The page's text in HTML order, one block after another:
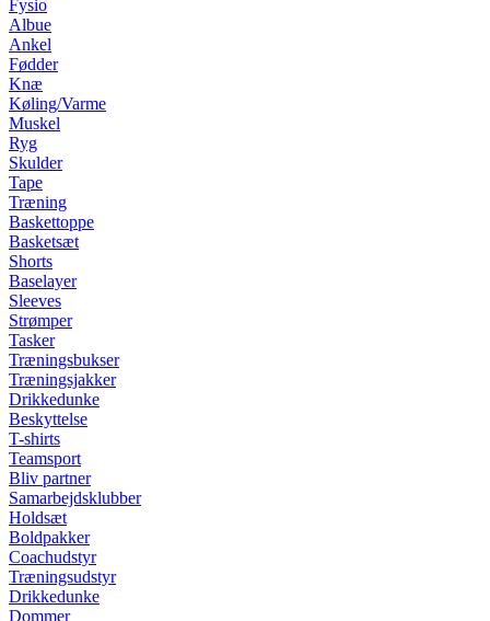
Fysio
Albue
Ankel
Fødder
Knæ
Køling/Varme
Muskel
Ryg
Skulder
Tape
Træning
Baskettoppe
Basketsæt
Shorts
Baselayer
Sleeves
Strømper
Tasker
Træningsbukser
Træningsjakker
Drikkedunke
Beskyttelse
T-shirts
Teamsport
Bliv partner
Samarbejdsklubber
Holdsæt
Boldpakker
Coachudstyr
Træningsudstyr
Drikkedunke
Dommer